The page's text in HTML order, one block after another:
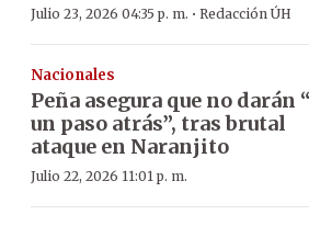
Julio 23, 2026 04:35 p. m. · Redacción ÚH
Nacionales
Peña asegura que no darán
un paso atrás”, tras brutal
ataque en Naranjito
Julio 22, 2026 11:01 p. m.